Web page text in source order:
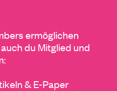
ermöglichen
du Mitglied und
& E-Paper